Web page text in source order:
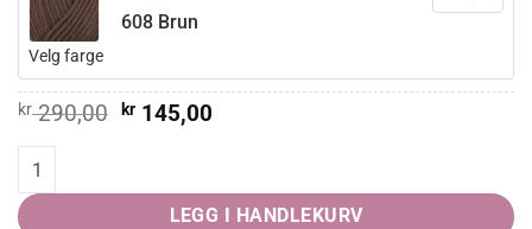
Velg farge
608 Brun
kr290,00 Opprinnelig
kr145,00Nåværende
Levi Genser quantity
LEGG I HANDLEKURV